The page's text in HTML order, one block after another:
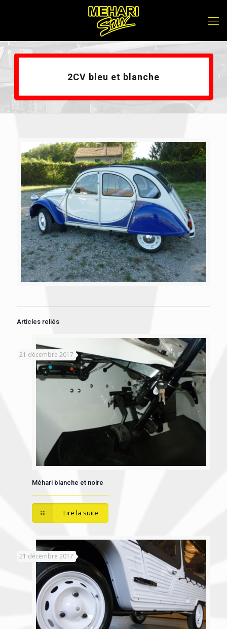
2CV bleu et blanche
Articles reliés
21 décembre 2017
Méhari blanche et noire
Lire la suite
21 décembre 2017